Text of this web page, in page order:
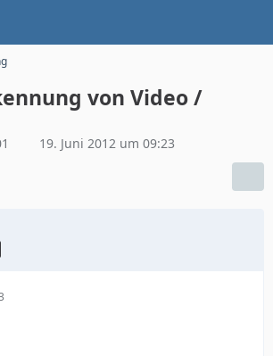
von Video /
19. Juni 2012 um 09:23